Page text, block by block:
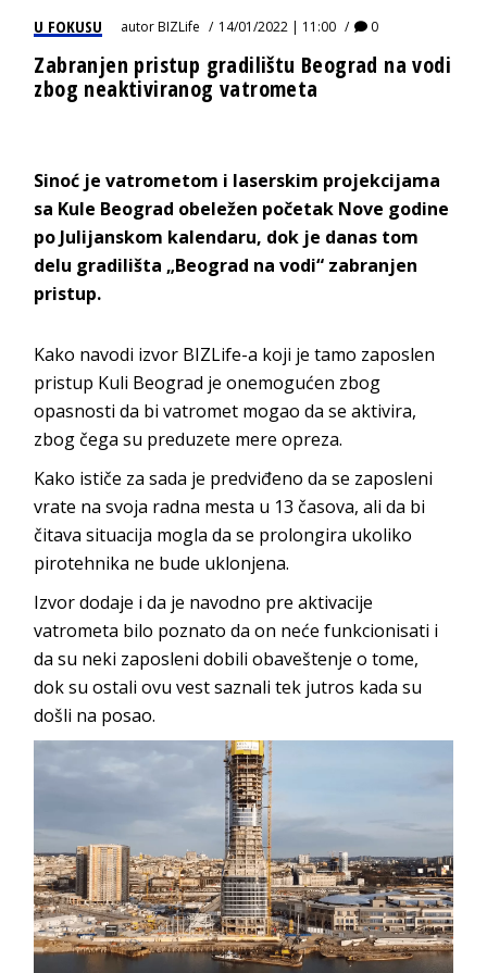
U FOKUSU autorBIZLife 14/01/2022 | 11:00 0
Zabranjen pristup gradilištu Beograd na vodi
zbog neaktiviranog vatrometa
Sinoć je vatrometom i laserskim projekcijama
sa Kule Beograd obeležen početak Nove godine
po Julijanskom kalendaru, dok je danas tom
delu gradilišta „Beograd na vodi“ zabranjen
pristup.
Kako navodi izvor BIZLife-a koji je tamo zaposlen
pristup Kuli Beograd je onemogućen zbog
opasnosti da bi vatromet mogao da se aktivira,
zbog čega su preduzete mere opreza.
Kako ističe za sada je predviđeno da se zaposleni
vrate na svoja radna mesta u 13 časova, ali da bi
čitava situacija mogla da se prolongira ukoliko
pirotehnika ne bude uklonjena.
Izvor dodaje i da je navodno pre aktivacije
vatrometa bilo poznato da on neće funkcionisati i
da su neki zaposleni dobili obaveštenje o tome,
dok su ostali ovu vest saznali tek jutros kada su
došli na posao.